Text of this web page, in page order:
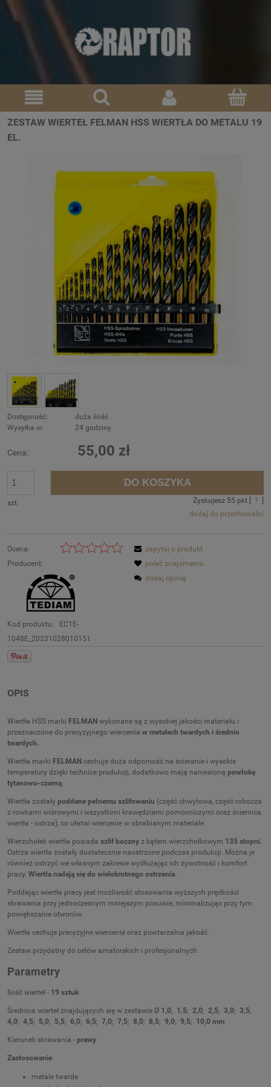
ZESTAW WIERTEŁ FELMAN HSS WIERTŁA DO METALU 19
EL.
Dostępność:
duża ilość
Wysyłka w:
24 godziny
Cena: 55,00 zł
szt.
DO KOSZYKA
Zyskujesz 55 pkt [ ? ]
dodaj do przechowalni
Ocena:
Producent:
Kod produktu:
EC1E-
1048E_20231028010151
zapytaj o produkt
poleć znajomemu
dodaj opinię
OPIS
Wiertła HSS marki FELMAN wykonane są z wysokiej jakości materiału i
przeznaczone do precyzyjnego wiercenia w metalach twardych i średnio
twardych.
Wiertła marki FELMAN cechuje duża odporność na ścieranie i wysokie
temperatury dzięki technice produkcji, dodatkowo mają naniesioną powłokę
tytanowo-czarną
Wiertła zostały poddane pełnemu szlifowaniu (część chwytowa, część robocza
z rowkami wiórowymi i wszystkimi krawędziami pomocniczymi oraz ściernica
wiertła - ostrza), co ułatwi wiercenie w obrabianym materiale.
Wierzchołek wiertła posiada szlif boczny z kątem wierzchołkowym 135 stopni
Ostrza wiertła zostały dostatecznie naostrzone podczas produkcji. Można je
również ostrzyć we własnym zakresie wydłużając ich żywotność i komfort
pracy. Wiertła nadają się do wielokrotnego ostrzenia.
Poddając wiertła pracy jest możliwość stosowania wyższych prędkości
skrawania przy jednoczesnym mniejszym posuwie, minimalizując przy tym
powiększanie otworów.
Wiertła cechuje precyzyjne wiercenie oraz powtarzalna jakość.
Zestaw przydatny do celów amatorskich i profesjonalnych.
Parametry
Ilość wierteł - 19 sztuk
Średnica wierteł znajdujących się w zestawie Ø 1,0; 1,5; 2,0; 2,5; 3,0; 3,5;
4,0; 4,5; 5,0; 5,5; 6,0; 6,5; 7,0; 7,5; 8,0; 8,5; 9,0; 9,5; 10,0 mm
Kierunek skrawania - prawy
Zastosowanie
metale twarde